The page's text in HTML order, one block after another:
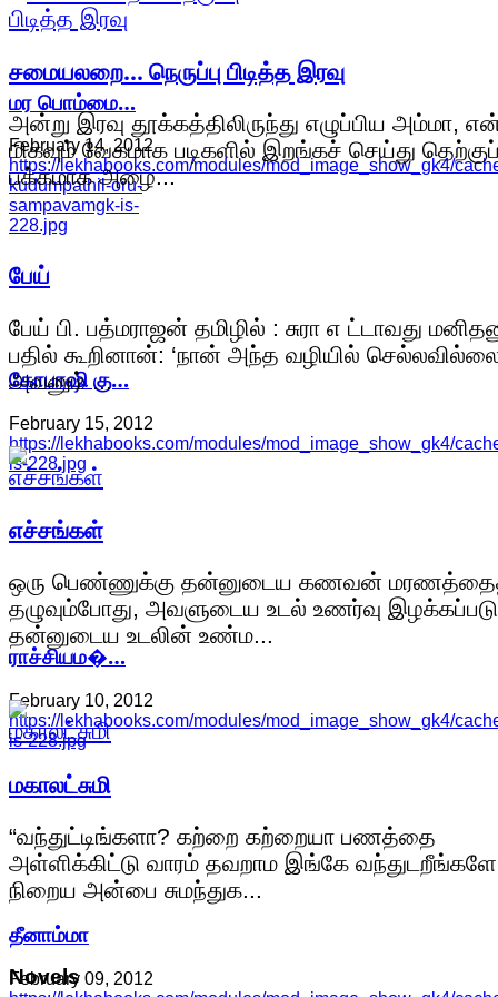
மர பொம்மை…
February 14, 2012
https://lekhabooks.com/modules/mod_image_show_gk4/
kudumpathil-oru-
sampavamgk-is-
228.jpg
கோபாஷி கு…
February 15, 2012
https://lekhabooks.com/modules/mod_image_show_gk4/
is-228.jpg
ராச்சியம�…
February 10, 2012
https://lekhabooks.com/modules/mod_image_show_gk4/
is-228.jpg
தீனாம்மா
February 09, 2012
சமையலறை... நெருப்பு பிடித்த இரவு
அன்று இரவு தூக்கத்திலிருந்து எழுப்பிய அம்மா,
மிகவும் வேகமாக படிகளில் இறங்கச் செய்து
பக்கமாக அழை...
பேய்
பேய் பி. பத்மராஜன் தமிழில் : சுரா எ ட்டாவது
பதில் கூறினான்: ‘நான் அந்த வழியில்
அவனும் ...
எச்சங்கள்
ஒரு பெண்ணுக்கு தன்னுடைய கணவன்
தழுவும்போது, அவளுடைய உடல் உணர்வு
தன்னுடைய உடலின் உண்ம...
மகாலட்சுமி
“வந்துட்டிங்களா? கற்றை கற்றையா பணத்தை
அள்ளிக்கிட்டு வாரம் தவறாம இங்கே
நிறைய அன்பை சுமந்துக...
Novels